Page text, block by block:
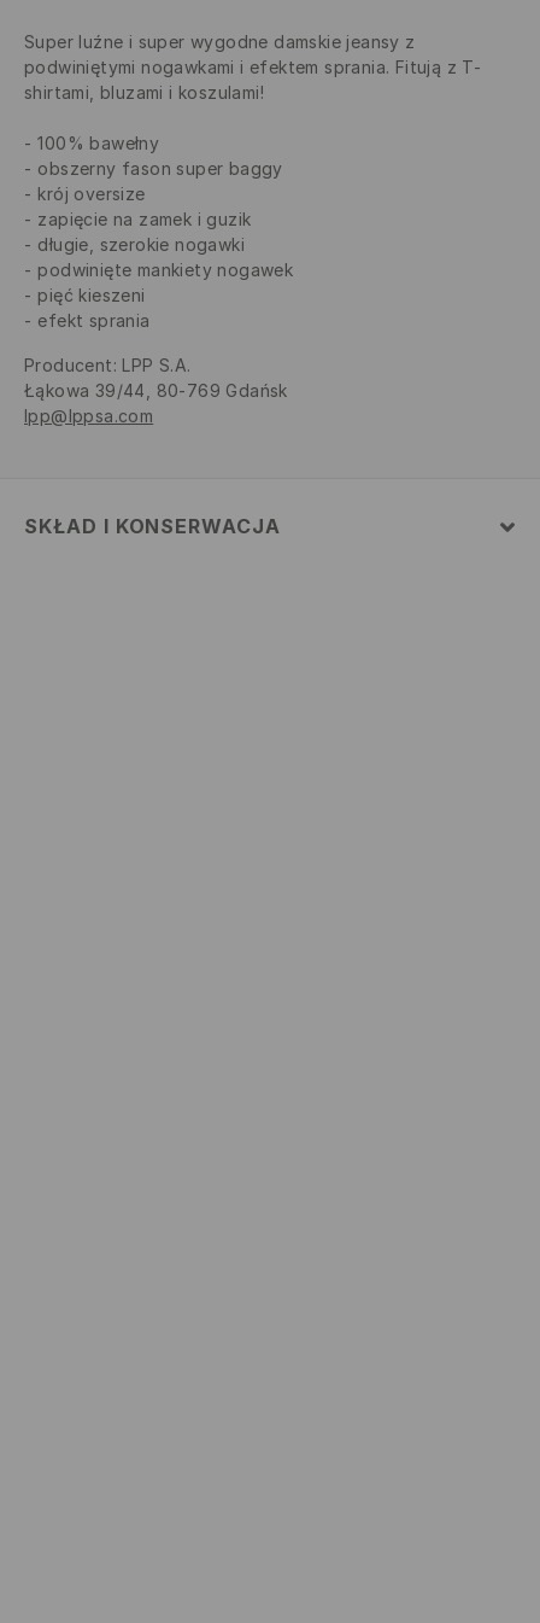
Super luźne i super wygodne damskie jeansy z
podwiniętymi nogawkami i efektem sprania. Fitują z T-
shirtami, bluzami i koszulami!
100% bawełny
obszerny fason super baggy
krój oversize
zapięcie na zamek i guzik
długie, szerokie nogawki
podwinięte mankiety nogawek
pięć kieszeni
efekt sprania
Producent: LPP S.A.
Łąkowa 39/44, 80-769 Gdańsk
lpp@lppsa.com
SKŁAD I KONSERWACJA